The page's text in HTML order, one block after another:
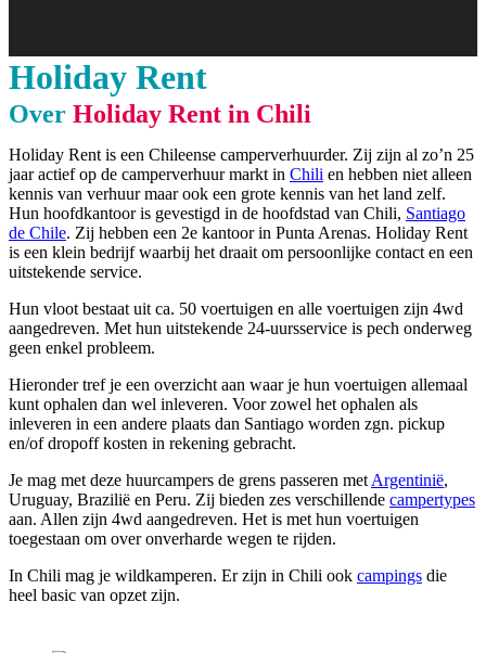
Holiday Rent
Over Holiday Rent in Chili
Holiday Rent is een Chileense camperverhuurder. Zij zijn al zo’n 25
jaar actief op de camperverhuur markt in Chili en hebben niet alleen
kennis van verhuur maar ook een grote kennis van het land zelf.
Hun hoofdkantoor is gevestigd in de hoofdstad van Chili, Santiago
de Chile. Zij hebben een 2e kantoor in Punta Arenas. Holiday Rent
is een klein bedrijf waarbij het draait om persoonlijke contact en een
uitstekende service.
Hun vloot bestaat uit ca. 50 voertuigen en alle voertuigen zijn 4wd
aangedreven. Met hun uitstekende 24-uursservice is pech onderweg
geen enkel probleem.
Hieronder tref je een overzicht aan waar je hun voertuigen allemaal
kunt ophalen dan wel inleveren. Voor zowel het ophalen als
inleveren in een andere plaats dan Santiago worden zgn. pickup
en/of dropoff kosten in rekening gebracht.
Je mag met deze huurcampers de grens passeren met Argentinië,
Uruguay, Brazilië en Peru. Zij bieden zes verschillende campertypes
aan. Allen zijn 4wd aangedreven. Het is met hun voertuigen
toegestaan om over onverharde wegen te rijden.
In Chili mag je wildkamperen. Er zijn in Chili ook campings die
heel basic van opzet zijn.